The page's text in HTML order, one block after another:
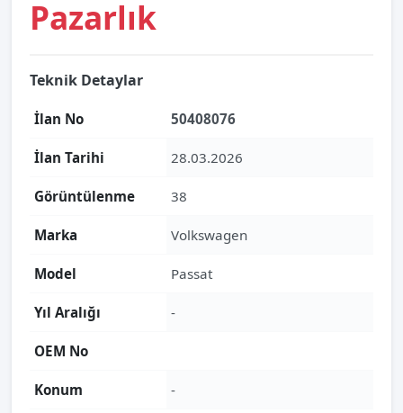
Pazarlık
Teknik Detaylar
İlan No 50408076
İlan Tarihi 28.03.2026
Görüntülenme 38
Marka Volkswagen
Model Passat
Yıl Aralığı -
OEM No
Konum -